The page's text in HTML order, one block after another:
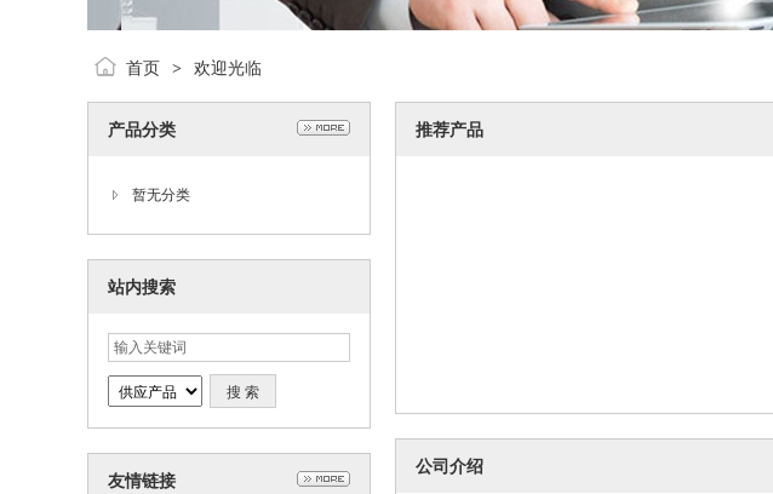
首页 > 欢迎光临
产品分类
暂无分类
站内搜索
友情链接
推荐产品
公司介绍